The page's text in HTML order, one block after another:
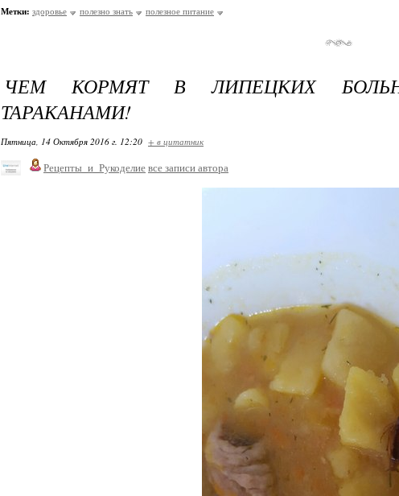
Метки: здоровье полезно знать полезное питание
ЧЕМ КОРМЯТ В ЛИПЕЦКИХ
ТАРАКАНАМИ!
Пятница, 14 Октября 2016 г. 12:20 + в цитатник
Рецепты_и_Рукоделие все записи автора